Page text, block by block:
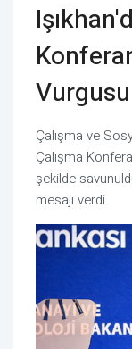
Vurgusu
Çalışma ve
Çalışma
şekilde
mesajı verdi.